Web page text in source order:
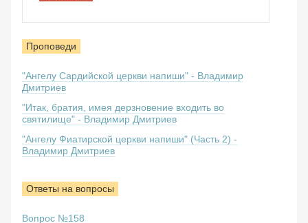
Проповеди
"Ангелу Сардийской церкви напиши" - Владимир
Дмитриев
"Итак, братия, имея дерзновение входить во
святилище" - Владимир Дмитриев
"Ангелу Фиатирской церкви напиши" (Часть 2) -
Владимир Дмитриев
Ответы на вопросы
Вопрос №158